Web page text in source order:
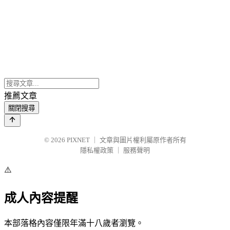
推薦文章
關閉搜尋
© 2026 PIXNET
文章與圖片權利屬原作者所有
隱私權政策
服務聲明
⚠️
成人內容提醒
本部落格內容僅限年滿十八歲者瀏覽。